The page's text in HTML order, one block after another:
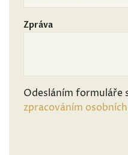
Zpráva
Odesláním formuláře
zpracováním